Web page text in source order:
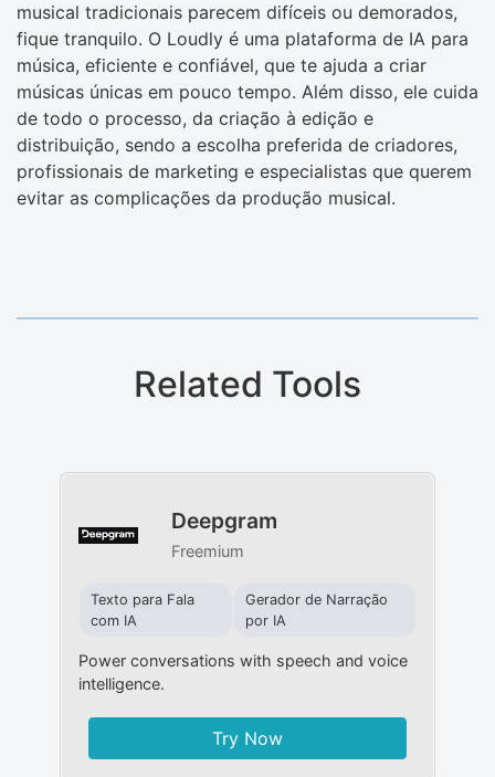
musical tradicionais parecem difíceis ou demorados,
fique tranquilo. O Loudly é uma plataforma de IA para
música, eficiente e confiável, que te ajuda a criar
músicas únicas em pouco tempo. Além disso, ele cuida
de todo o processo, da criação à edição e
distribuição, sendo a escolha preferida de criadores,
profissionais de marketing e especialistas que querem
evitar as complicações da produção musical.
Related Tools
Deepgram
Freemium
Texto para Fala
com IA
Gerador de Narração
por IA
Power conversations with speech and voice
intelligence.
Try Now